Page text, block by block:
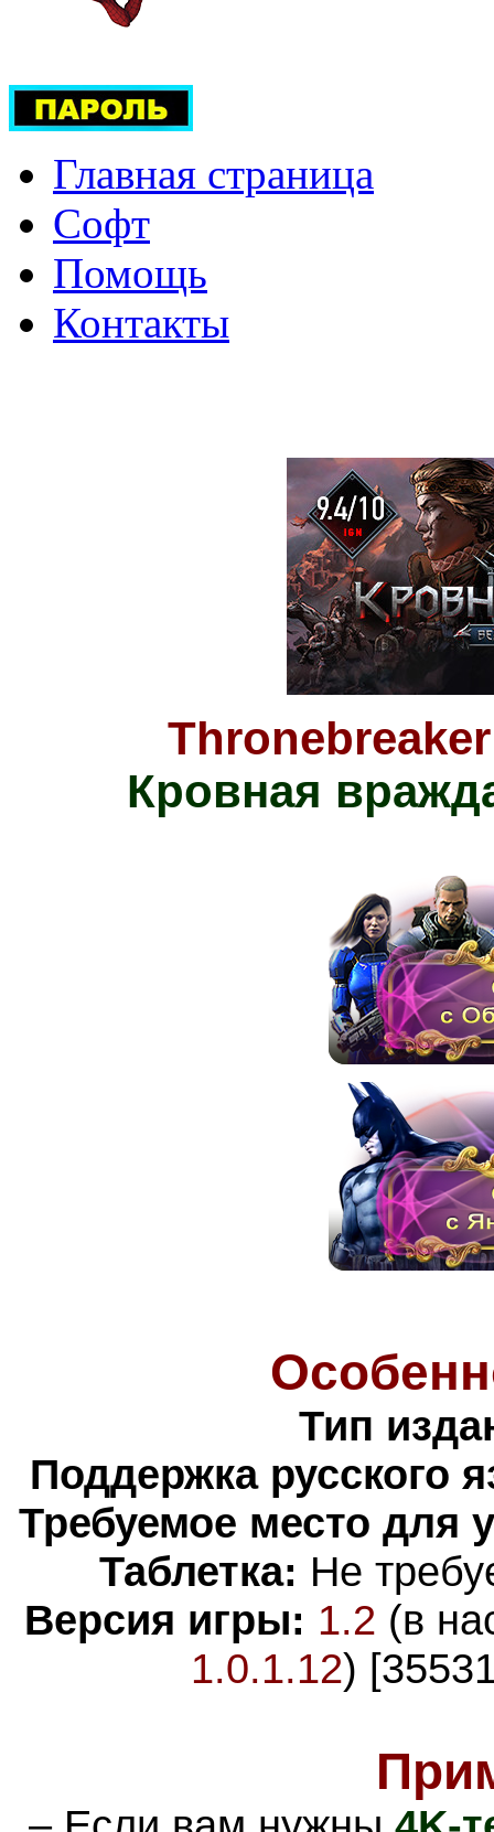
Главная страница
Софт
Помощь
Контакты
Кровная
Тип
Поддержка русского
Требуемое место для
Таблетка: Не
Версия игры: 1.2 (в
1.0.1.12)